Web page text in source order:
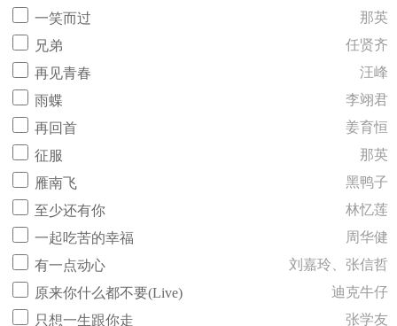
一笑而过
那英
兄弟
任贤齐
再见青春
汪峰
雨蝶
李翊君
再回首
姜育恒
征服
那英
雁南飞
黑鸭子
至少还有你
林忆莲
一起吃苦的幸福
周华健
有一点动心
刘嘉玲、张信哲
原来你什么都不要(Live)
迪克牛仔
只想一生跟你走
张学友